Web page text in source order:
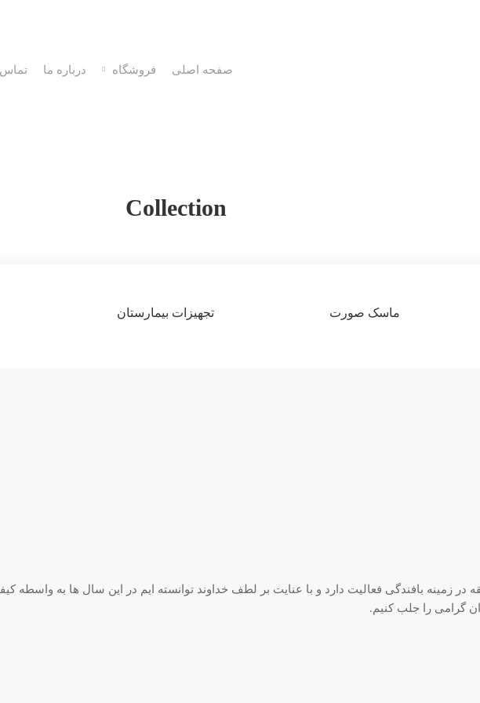
صفحه اصلی فروشگاه درباره ما تماس
Collection
ماسک صورت تجهیزات بیمارستان
با بیش از 30 سال سابقه در زمینه بافندگی فعالیت دارد و با عنایت بر لطف خداوند توانسته ایم در این سال ها به
گرامی را جلب کنیم.